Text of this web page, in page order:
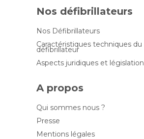
Nos défibrillateurs
Nos Défibrillateurs
Caractéristiques techniques du
défibrillateur
Aspects juridiques et législation
A propos
Qui sommes nous ?
Presse
Mentions légales